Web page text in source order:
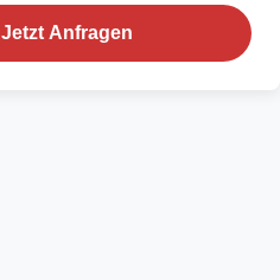
Jetzt Anfragen